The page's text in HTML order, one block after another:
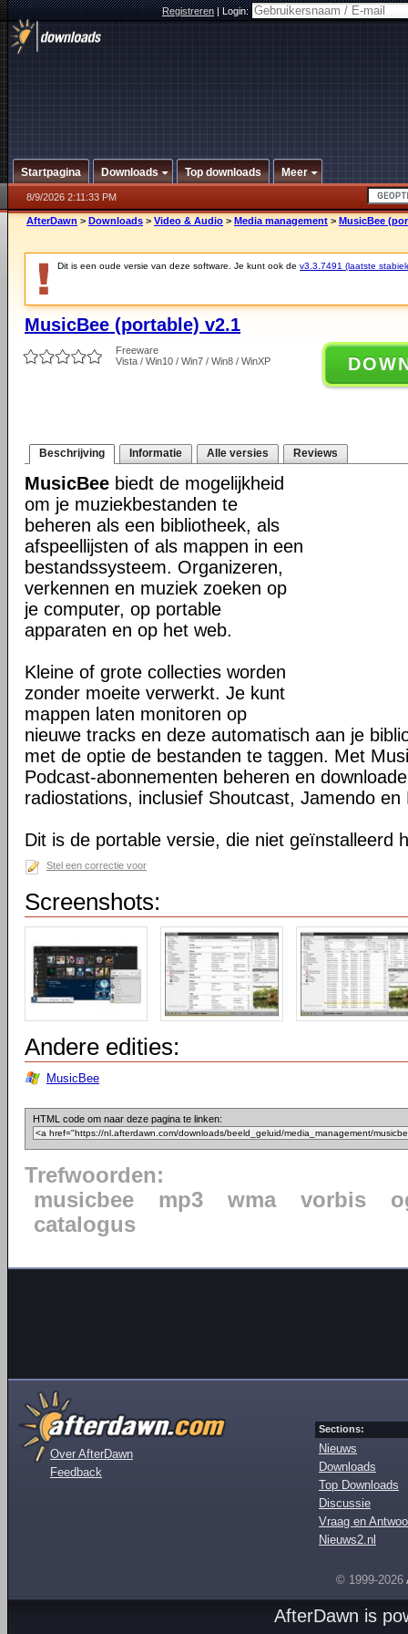
Registreren|Login:
Startpagina Downloads Top downloads Meer
8/9/2026 2:11:33 PM
AfterDawn > Downloads > Video & Audio > Media management > MusicBee
Dit is een oude versie van deze software. Je kunt ook de v3.3.7491 (laatste
MusicBee (portable) v2.1
Freeware
Vista / Win10 / Win7 / Win8 / WinXP
Beschrijving Informatie Alle versies Reviews
MusicBee biedt de mogelijkheid
om je muziekbestanden te
beheren als een bibliotheek, als
afspeellijsten of als mappen in een
bestandssysteem. Organizeren,
verkennen en muziek zoeken op
je computer, op portable
apparaten en op het web.
Kleine of grote collecties worden
zonder moeite verwerkt. Je kunt
mappen laten monitoren op
nieuwe tracks en deze automatisch aan je
met de optie de bestanden te taggen. Met
Podcast-abonnementen beheren en
radiostations, inclusief Shoutcast, Jamendo
Dit is de portable versie, die niet geïnstalleerd
Stel een correctie voor
Screenshots:
Andere edities:
MusicBee
HTML code om naar deze pagina te linken:
Trefwoorden:
musicbee
mp3 wma vorbis
catalogus
Over AfterDawn
Feedback
Sections:
Nieuws
Downloads
Top Downloads
Discussie
Vraag en
Nieuws2.nl
© 1999-2026
AfterDawn is